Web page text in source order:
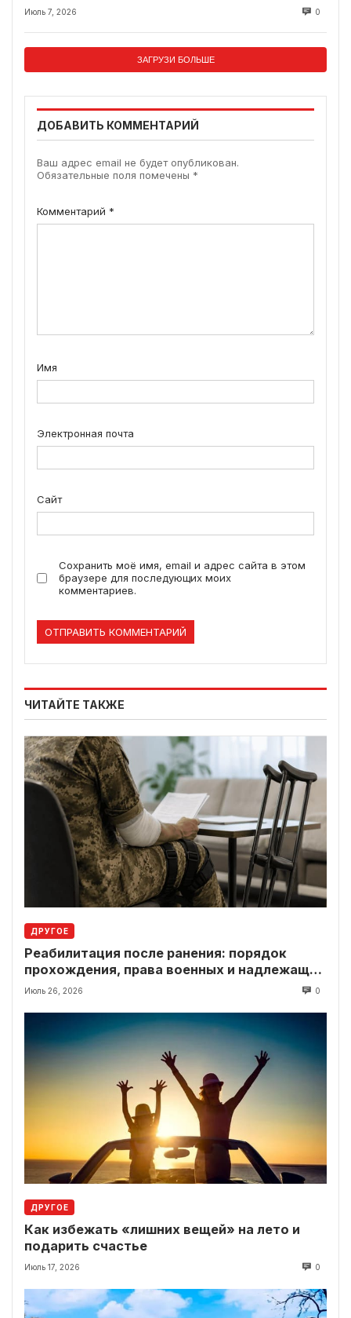
Июль 7, 2026 0
ЗАГРУЗИ БОЛЬШЕ
ДОБАВИТЬ КОММЕНТАРИЙ
Ваш адрес email не будет опубликован.
Обязательные поля помечены *
Комментарий *
Имя
Электронная почта
Сайт
Сохранить моё имя, email и адрес сайта в этом
браузере для последующих моих
комментариев.
ЧИТАЙТЕ ТАКЖЕ
ДРУГОЕ
Реабилитация после ранения: порядок
прохождения, права военных и надлежащие
выплаты
Июль 26, 2026 0
ДРУГОЕ
Как избежать «лишних вещей» на лето и
подарить счастье
Июль 17, 2026 0